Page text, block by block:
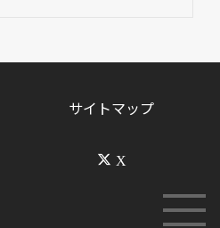
サイトマップ
X